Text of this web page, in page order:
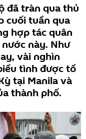
đã tràn qua thủ
cuối tuần qua
hợp tác quân
này. Như
vài nghìn
tình được tổ
tại Manila và
thành phố.